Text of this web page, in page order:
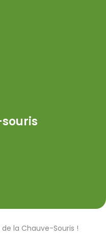
la Chauve-Souris !